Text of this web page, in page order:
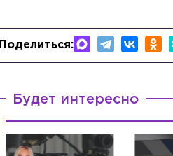
Поделиться:
Будет интересно